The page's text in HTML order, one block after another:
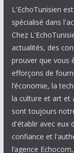
L'EchoTunisien
spécialisé dans
Chez
actualités, des
prouver que vous
efforçons de
l’économie, la
la culture et art et
sont toujours
d'établir avec eux
confiance et
l’agence